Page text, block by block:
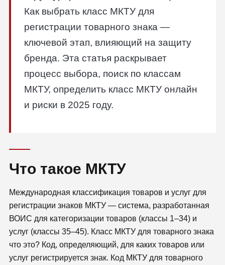
Как выбрать класс МКТУ для
регистрации товарного знака —
ключевой этап, влияющий на защиту
бренда. Эта статья раскрывает
процесс выбора, поиск по классам
МКТУ, определить класс МКТУ онлайн
и риски в 2025 году.
Что такое МКТУ
Международная классификация товаров и услуг для
регистрации знаков МКТУ — система, разработанная
ВОИС для категоризации товаров (классы 1–34) и
услуг (классы 35–45). Класс МКТУ для товарного знака
что это? Код, определяющий, для каких товаров или
услуг регистрируется знак. Код МКТУ для товарного